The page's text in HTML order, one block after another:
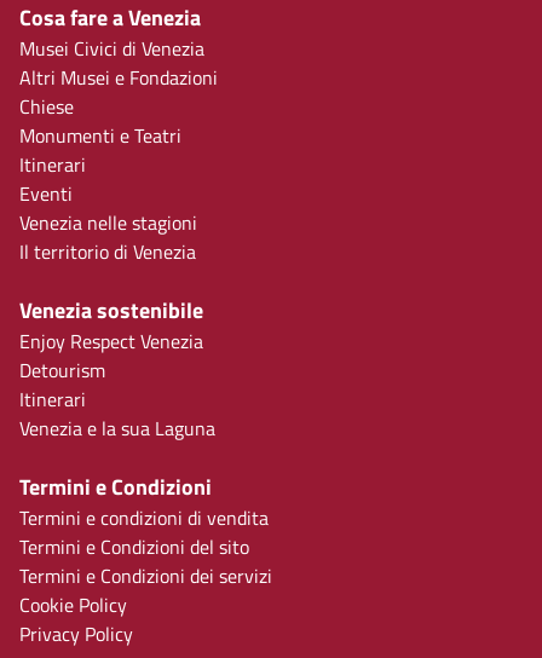
Cosa fare a Venezia
Musei Civici di Venezia
Altri Musei e Fondazioni
Chiese
Monumenti e Teatri
Itinerari
Eventi
Venezia nelle stagioni
Il territorio di Venezia
Venezia sostenibile
Enjoy Respect Venezia
Detourism
Itinerari
Venezia e la sua Laguna
Termini e Condizioni
Termini e condizioni di vendita
Termini e Condizioni del sito
Termini e Condizioni dei servizi
Cookie Policy
Privacy Policy